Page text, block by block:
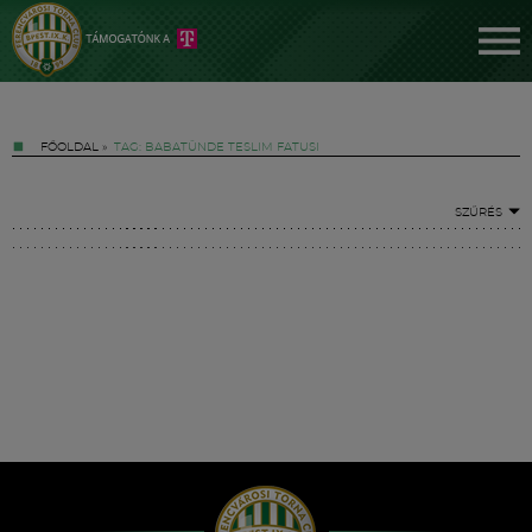
FŐOLDAL » TAG: BABATÜNDE TESLIM FATUSI
SZŰRÉS
Hírek